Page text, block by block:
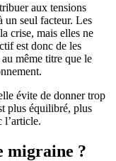
aux tensions
un seul facteur. Les
crise, mais elles ne
est donc de les
même titre que le
évite de donner trop
plus équilibré, plus
l’article.
migraine ?